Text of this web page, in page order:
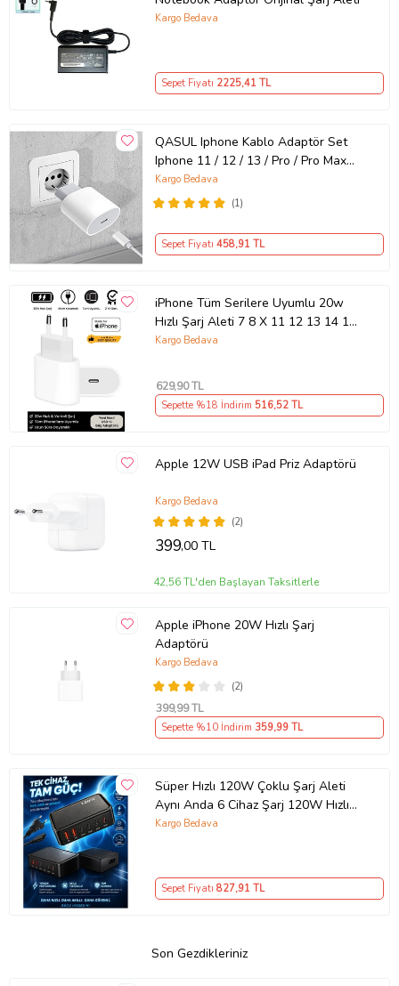
Kargo Bedava
Sepet Fiyatı 2225,41 TL
QASUL Iphone Kablo Adaptör Set
Iphone 11 / 12 / 13 / Pro / Pro Max
Uyumlu Şarj Aleti Seti
(1)
Kargo Bedava
Sepet Fiyatı 458,91 TL
iPhone Tüm Serilere Uyumlu 20w
Hızlı Şarj Aleti 7 8 X 11 12 13 14 15
16 İçin Type-C Girişli Adaptör
Kargo Bedava
629,90 TL
Sepette %18 İndirim 516,52 TL
Apple 12W USB iPad Priz Adaptörü
(2)
Kargo Bedava
399,00 TL
42,56 TL'den Başlayan Taksitlerle
Apple iPhone 20W Hızlı Şarj
Adaptörü
(2)
Kargo Bedava
399,99 TL
Sepette %10 İndirim 359,99 TL
Süper Hızlı 120W Çoklu Şarj Aleti
Aynı Anda 6 Cihaz Şarj 120W Hızlı
Şarj İstasyonu Çoklu USB & Type-C
Kargo Bedava
Sepet Fiyatı 827,91 TL
Son Gezdikleriniz